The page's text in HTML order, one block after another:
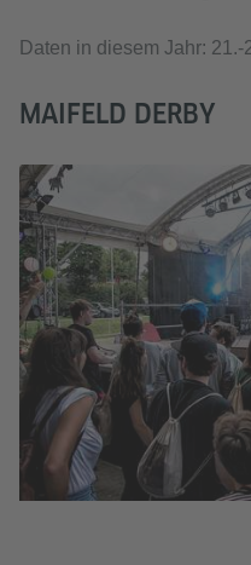
Daten in diesem Jahr: 21.-
MAIFELD DERBY